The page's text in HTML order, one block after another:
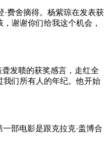
·费舍摘得。杨紫琼在发表获
谢谢你们给我这个机会，
发聩的获奖感言，走红全
我们所有人的年纪。他开始
部电影是跟克拉克·盖博合